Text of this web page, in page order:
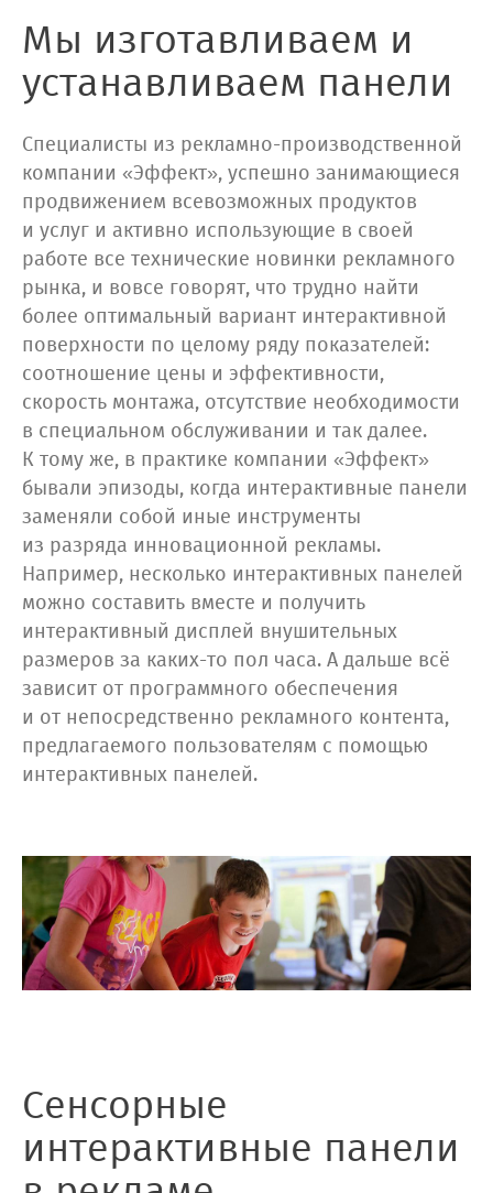
Мы изготавливаем и
устанавливаем панели
Специалисты из рекламно-производственной
компании «Эффект», успешно занимающиеся
продвижением всевозможных продуктов
и услуг и активно использующие в своей
работе все технические новинки рекламного
рынка, и вовсе говорят, что трудно найти
более оптимальный вариант интерактивной
поверхности по целому ряду показателей:
соотношение цены и эффективности,
скорость монтажа, отсутствие необходимости
в специальном обслуживании и так далее.
К тому же, в практике компании «Эффект»
бывали эпизоды, когда интерактивные панели
заменяли собой иные инструменты
из разряда инновационной рекламы.
Например, несколько интерактивных панелей
можно составить вместе и получить
интерактивный дисплей внушительных
размеров за каких-то пол часа. А дальше всё
зависит от программного обеспечения
и от непосредственно рекламного контента,
предлагаемого пользователям с помощью
интерактивных панелей.
Сенсорные
интерактивные панели